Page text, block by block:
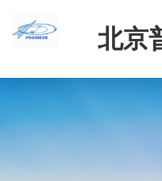
北京